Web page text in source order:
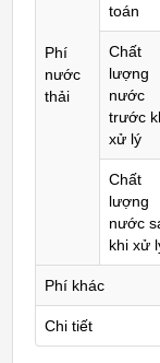
Phí
nước
thải
toán
Chất
lượng
nước
trước
xử lý
Chất
lượng
nước
khi xử
Phí khác
Chi tiết